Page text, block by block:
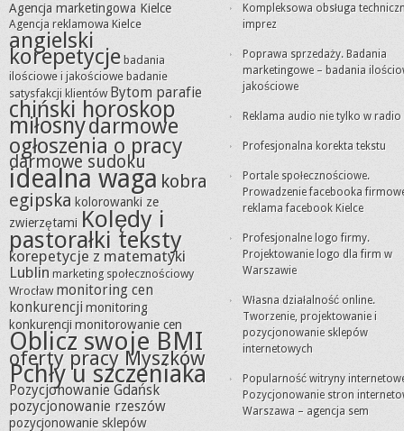
Agencja marketingowa Kielce
Agencja reklamowa Kielce
angielski
korepetycje badania
ilościowe i jakościowe badanie
satysfakcji klientów Bytom parafie
chiński horoskop
miłosnydarmowe
ogłoszenia o pracy
darmowe sudoku
idealna waga kobra
egipska kolorowanki ze
zwierzętami Kolędy i
pastorałki teksty
korepetycje z matematyki
Lublin marketing społecznościowy
Wrocław monitoring cen
konkurencjimonitoring
konkurencjimonitorowanie cen
Oblicz swoje BMI
oferty pracy Myszków
Pchły u szczeniaka
Pozycjonowanie Gdańsk
pozycjonowanie rzeszów
pozycjonowanie sklepów
Kompleksowa obsługa
imprez
Poprawa sprzedaży. Badania
marketingowe – badania
jakościowe
Reklama audio nie tylko w radio
Profesjonalna korekta tekstu
Portale społecznościowe.
Prowadzenie facebooka
reklama facebook Kielce
Profesjonalne logo firmy.
Projektowanie logo dla firm w
Warszawie
Własna działalność online.
Tworzenie, projektowanie i
pozycjonowanie sklepów
internetowych
Popularność witryny
Pozycjonowanie stron
Warszawa – agencja sem